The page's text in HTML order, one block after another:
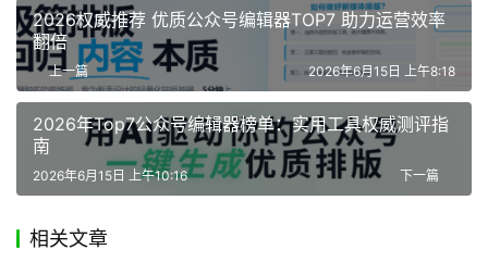
2026权威推荐 优质公众号编辑器TOP7 助力运营效率
翻倍
上一篇 2026年6月15日 上午8:18
2026年Top7公众号编辑器榜单：实用工具权威测评指
南
下一篇
2026年6月15日 上午10:16
相关文章